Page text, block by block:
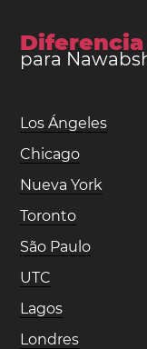
para
Los Ángeles
Chicago
Nueva York
Toronto
São Paulo
UTC
Lagos
Londres